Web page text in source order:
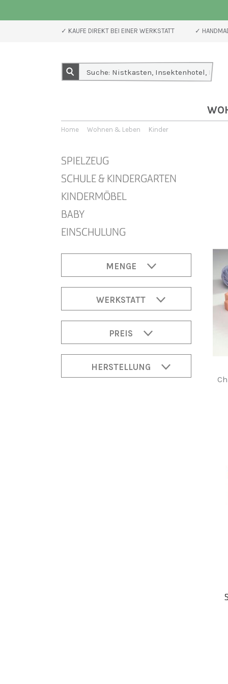
✓ KAUFE DIREKT BEI EINER WERKSTATT ✓
Home Wohnen & Leben Kinder
SPIELZEUG
SCHULE & KINDERGARTEN
KINDERMÖBEL
BABY
EINSCHULUNG
MENGE
WERKSTATT
PREIS
HERSTELLUNG